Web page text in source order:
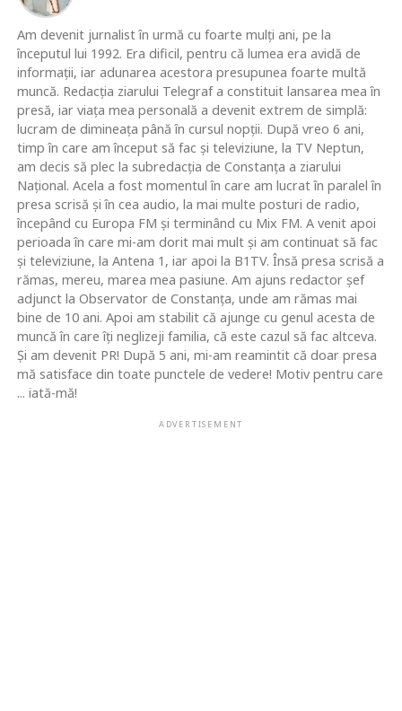
Am devenit jurnalist în urmă cu foarte mulţi ani, pe la
începutul lui 1992. Era dificil, pentru că lumea era avidă de
informaţii, iar adunarea acestora presupunea foarte multă
muncă. Redacţia ziarului Telegraf a constituit lansarea mea în
presă, iar viaţa mea personală a devenit extrem de simplă:
lucram de dimineaţa până în cursul nopţii. După vreo 6 ani,
timp în care am început să fac şi televiziune, la TV Neptun,
am decis să plec la subredacţia de Constanţa a ziarului
Naţional. Acela a fost momentul în care am lucrat în paralel în
presa scrisă şi în cea audio, la mai multe posturi de radio,
începând cu Europa FM şi terminând cu Mix FM. A venit apoi
perioada în care mi-am dorit mai mult şi am continuat să fac
şi televiziune, la Antena 1, iar apoi la B1TV. Însă presa scrisă a
rămas, mereu, marea mea pasiune. Am ajuns redactor şef
adjunct la Observator de Constanţa, unde am rămas mai
bine de 10 ani. Apoi am stabilit că ajunge cu genul acesta de
muncă în care îţi neglizeji familia, că este cazul să fac altceva.
Şi am devenit PR! După 5 ani, mi-am reamintit că doar presa
mă satisface din toate punctele de vedere! Motiv pentru care
... iată-mă!
ADVERTISEMENT